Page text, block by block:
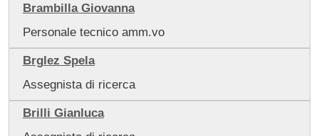
Brambilla Giovanna
Personale tecnico amm.vo
Brglez Spela
Assegnista di ricerca
Brilli Gianluca